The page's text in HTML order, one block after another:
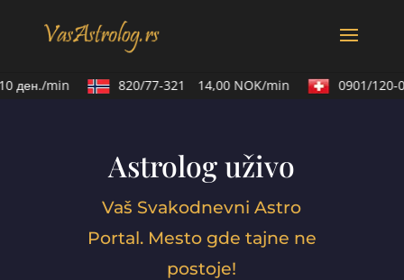
ден./min 820/77-321 14,00 NOK/min 0901/120-
Astrolog uživo
Vaš Svakodnevni Astro
Portal. Mesto gde tajne ne
postoje!